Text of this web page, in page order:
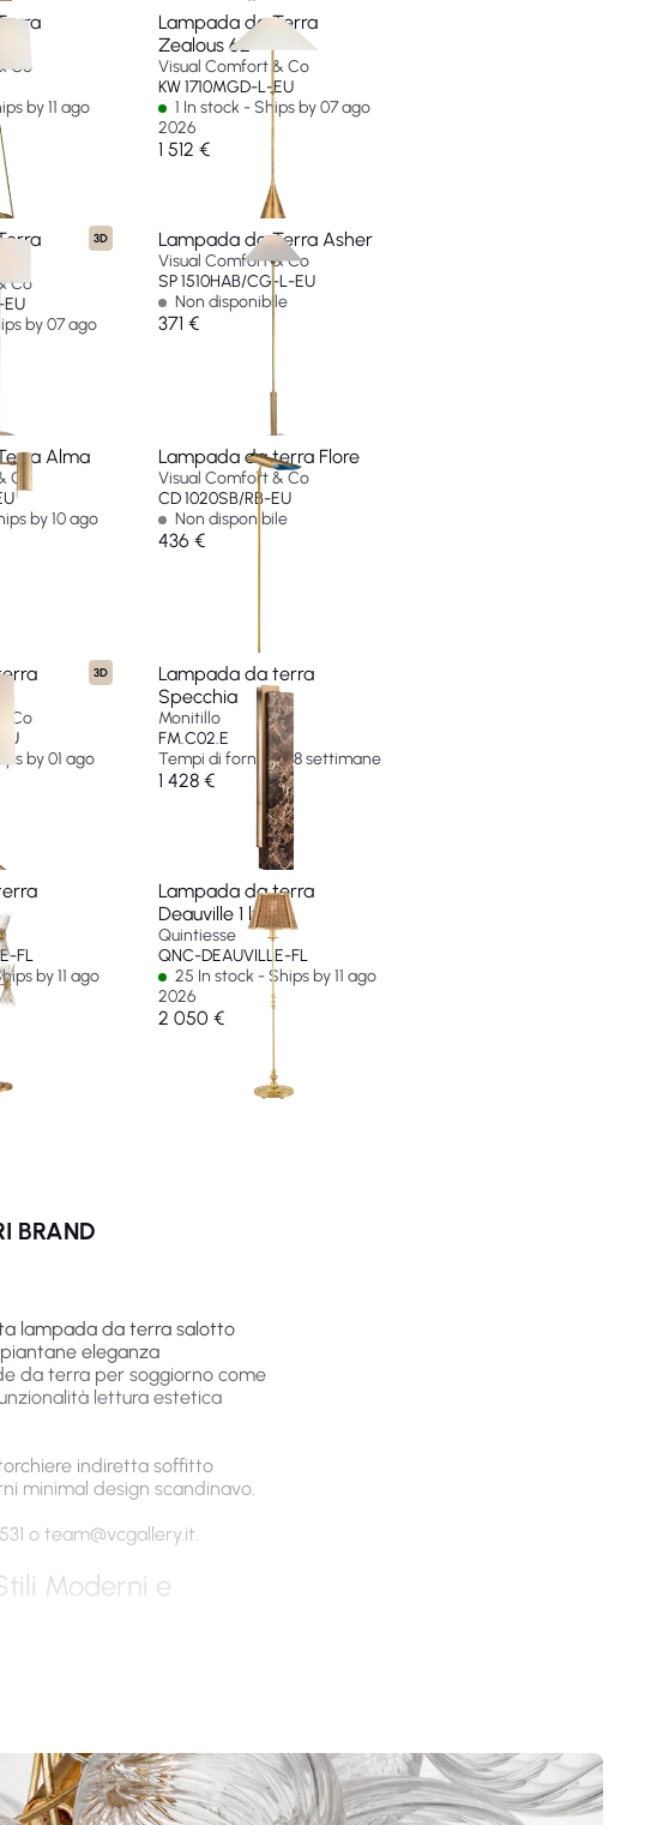
Co
by 11 ago
Lampada da Terra
Zealous 62"
Visual Comfort & Co
KW 1710MGD-L-EU
1 In stock - Ships by 07 ago
2026
1 512 €
3D
Co
EU
by 07 ago
Lampada da Terra Asher
Visual Comfort & Co
SP 1510HAB/CG-L-EU
Non disponibile
371 €
Alma
Co
by 10 ago
Lampada da terra Flore
Visual Comfort & Co
CD 1020SB/RB-EU
Non disponibile
436 €
3D
Co
by 01 ago
Lampada da terra
Specchia
Monitillo
FM.C02.E
Tempi di fornitura 8 settimane
1 428 €
FL
by 11 ago
Lampada da terra
Deauville 1 lt
Quintiesse
QNC-DEAUVILLE-FL
25 In stock - Ships by 11 ago
2026
2 050 €
BRAND
lampada da terra salotto
eleganza
da terra per soggiorno come
lettura estetica
indiretta soffitto
minimal design scandinavo.
o team@vcgallery.it.
Moderni e
premium stabilità
arco moderne,